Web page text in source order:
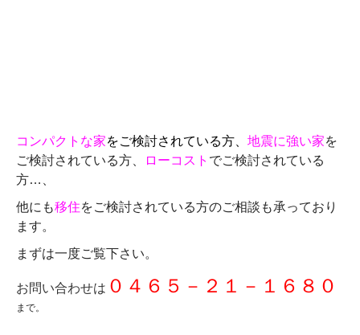
コンパクトな家をご検討されている方、 地震に強い家を
ご検討されている方、
ローコスト でご検討されている
方…、
他にも移住をご検討されている方のご相談も承っており
ます。
まずは一度ご覧下さい。
お問い合わせは ０４６５－２１－１６８０
まで。